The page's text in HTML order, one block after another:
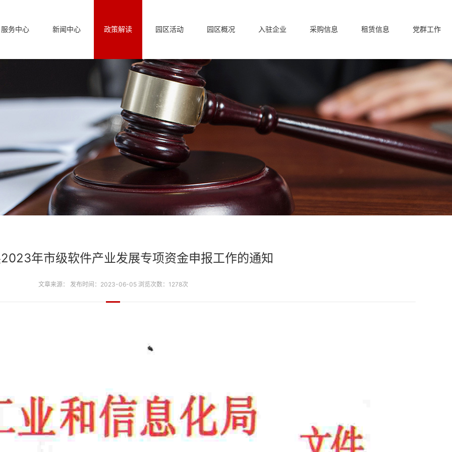
服务中心 新闻中心 政策解读 园区活动 园区概况 入驻企业 采购信息 租赁信息 党群工作
年市级软件产业发展专项资金申报工作的通知
文章来源： 发布时间：2023-06-05 浏览次数：1278次